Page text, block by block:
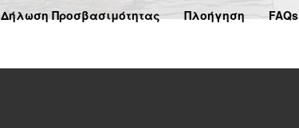
Δήλωση Προσβασιμότητας
Πλοήγηση FAQs